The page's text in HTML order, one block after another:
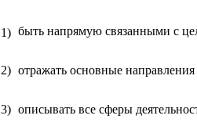
1) быть напрямую связанными с
2) отражать основные
3) описывать все сферы